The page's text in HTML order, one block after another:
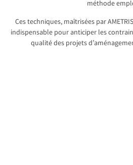
méthode
Ces techniques, maîtrisées par
indispensable pour anticiper les
qualité des projets